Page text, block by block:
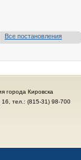
Все постановления
города Кировска
16, тел.: (815-31) 98-700